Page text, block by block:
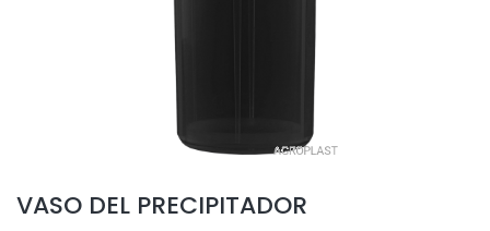
VASO DEL PRECIPITADOR